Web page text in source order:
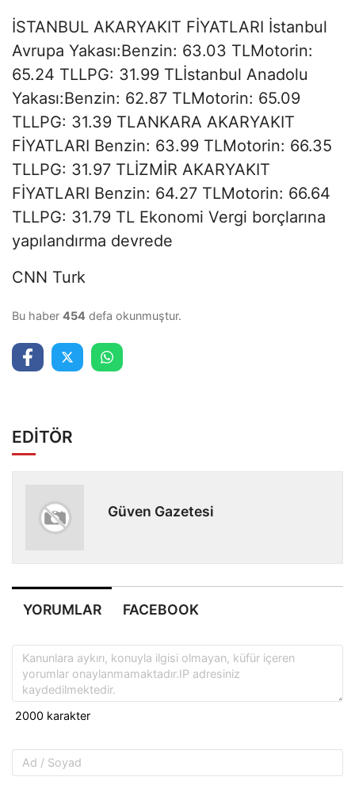
İSTANBUL AKARYAKIT FİYATLARI İstanbul
Avrupa Yakası:Benzin: 63.03 TLMotorin:
65.24 TLLPG: 31.99 TLİstanbul Anadolu
Yakası:Benzin: 62.87 TLMotorin: 65.09
TLLPG: 31.39 TLANKARA AKARYAKIT
FİYATLARI Benzin: 63.99 TLMotorin: 66.35
TLLPG: 31.97 TLİZMİR AKARYAKIT
FİYATLARI Benzin: 64.27 TLMotorin: 66.64
TLLPG: 31.79 TL Ekonomi Vergi borçlarına
yapılandırma devrede
CNN Turk
Bu haber 454 defa okunmuştur.
EDİTÖR
Güven Gazetesi
YORUMLAR FACEBOOK